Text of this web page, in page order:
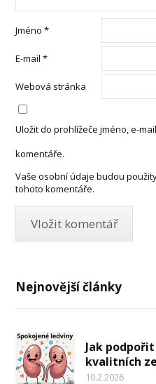
Jméno*
E-mail*
Webová stránka
Uložit do prohlížeče jméno, e-
komentáře.
Vaše osobní údaje budou
tohoto komentáře.
Nejnovější články
Jak
kvalitních
10.2.2026